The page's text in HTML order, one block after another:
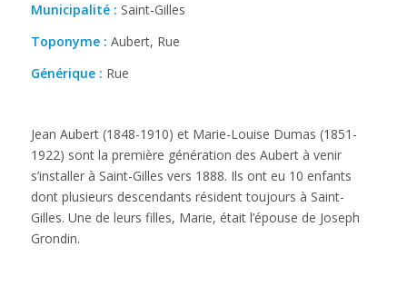
Municipalité : Saint-Gilles
Toponyme : Aubert, Rue
Générique : Rue
Jean Aubert (1848-1910) et Marie-Louise Dumas (1851-
1922) sont la première génération des Aubert à venir
s’installer à Saint-Gilles vers 1888. Ils ont eu 10 enfants
dont plusieurs descendants résident toujours à Saint-
Gilles. Une de leurs filles, Marie, était l’épouse de Joseph
Grondin.